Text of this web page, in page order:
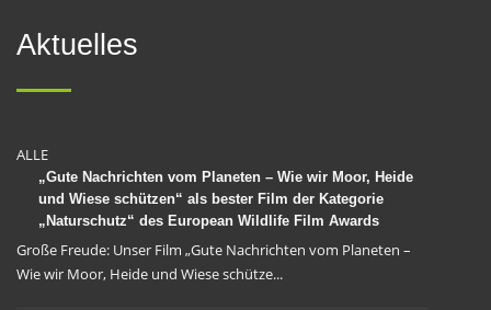
Aktuelles
ALLE
„Gute Nachrichten vom Planeten – Wie wir Moor, Heide
und Wiese schützen“ als bester Film der Kategorie
„Naturschutz“ des European Wildlife Film Awards
Große Freude: Unser Film „Gute Nachrichten vom Planeten –
Wie wir Moor, Heide und Wiese schütze...